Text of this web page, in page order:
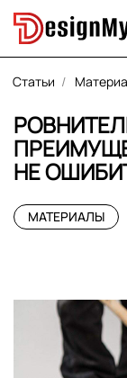
Статьи
НЕ
МАТЕРИАЛЫ